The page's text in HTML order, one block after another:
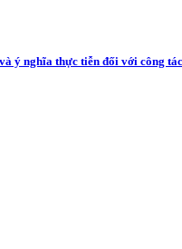
ý nghĩa thực tiễn đối với công